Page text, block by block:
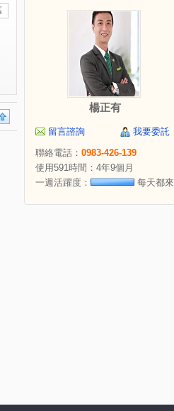
楊正有
留言諮詢
我要委託
聯絡電話： 0983-426-139
使用591時間：4年9個月
一週活躍度：
每天都來